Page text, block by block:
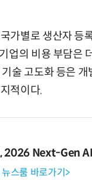
가별로 생산자 등
업의 비용 부담은
술 고도화 등은
적이다.
2026 Next-Gen
스룸 바로가기>